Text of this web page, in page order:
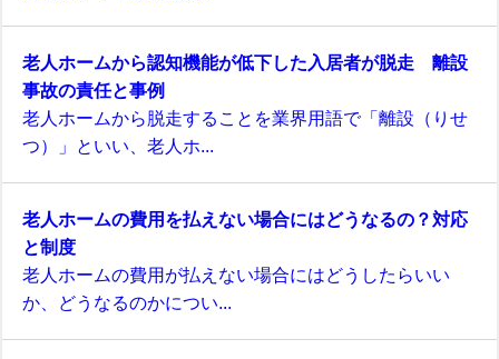
老人ホームから認知機能が低下した入居者が脱走 離設
事故の責任と事例
老人ホームから脱走することを業界用語で「離設（りせ
つ）」といい、老人ホ...
老人ホームの費用を払えない場合にはどうなるの？対応
と制度
老人ホームの費用が払えない場合にはどうしたらいい
か、どうなるのかについ...